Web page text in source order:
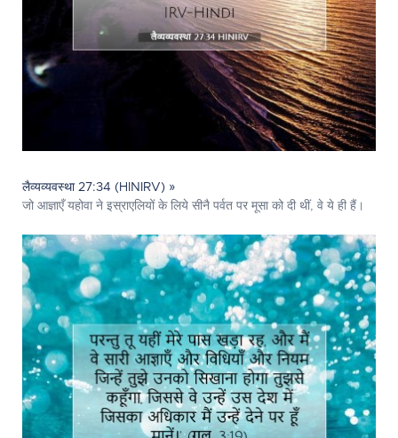
लैव्यव्यवस्था 27:34 (HINIRV) »
जो आज्ञाएँ यहोवा ने इस्राएलियों के लिये सीनै पर्वत पर मूसा को दी थीं, वे ये ही हैं।